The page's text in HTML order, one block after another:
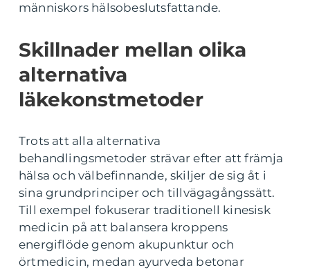
människors hälsobeslutsfattande.
Skillnader mellan olika
alternativa
läkekonstmetoder
Trots att alla alternativa
behandlingsmetoder strävar efter att främja
hälsa och välbefinnande, skiljer de sig åt i
sina grundprinciper och tillvägagångssätt.
Till exempel fokuserar traditionell kinesisk
medicin på att balansera kroppens
energiflöde genom akupunktur och
örtmedicin, medan ayurveda betonar